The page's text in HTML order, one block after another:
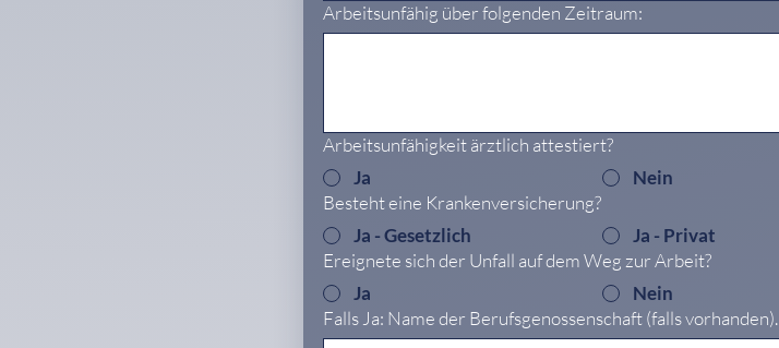
Arbeitsunfähig über folgenden Zeitraum:
Arbeitsunfähigkeit ärztlich attestiert?
Ja
Nein
Besteht eine Krankenversicherung?
Ja - Gesetzlich
Ja - Privat
Ereignete sich der Unfall auf dem Weg zur Arbeit?
Ja
Nein
Falls Ja: Name der Berufsgenossenschaft (falls vorhanden).